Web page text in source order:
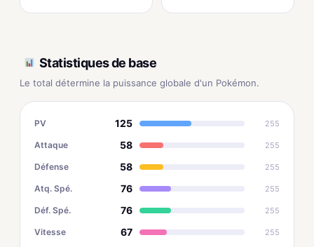
Statistiques de base
Le total détermine la puissance globale d'un Pokémon.
PV 125 255
Attaque 58 255
Défense 58 255
Atq. Spé. 76 255
Déf. Spé. 76 255
Vitesse 67 255